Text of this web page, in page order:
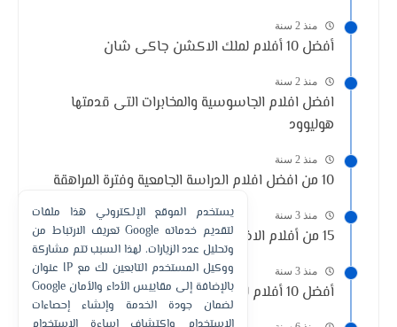
منذ 2 سنة
أفضل 10 أفلام لملك الاكشن جاكى شان
منذ 2 سنة
افضل افلام الجاسوسية والمخابرات التى قدمتها
هوليوود
منذ 2 سنة
10 من افضل افلام الدراسة الجامعية وفترة المراهقة
منذ 3 سنة
15 من أفلام الاختطاف والرهائن في تاريخ السينما
منذ 3 سنة
أفضل 10 أفلام للفنانة الامريكيه أنجلينا جولي
يستخدم الموقع الإلكتروني هذا ملفات
تعريف الارتباط من Google لتقديم خدماته
وتحليل عدد الزيارات. لهذا السبب تتم مشاركة
عنوان IP ووكيل المستخدم التابعين لك مع
Google بالإضافة إلى مقاييس الأداء والأمان
لضمان جودة الخدمة وإنشاء إحصاءات